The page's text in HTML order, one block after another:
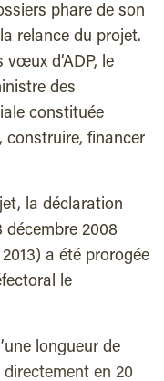
phare de son
relance du projet.
vœux d’ADP, le
des
constituée
construire, financer
la déclaration
décembre 2008
a été prorogée
le
longueur de
en 20